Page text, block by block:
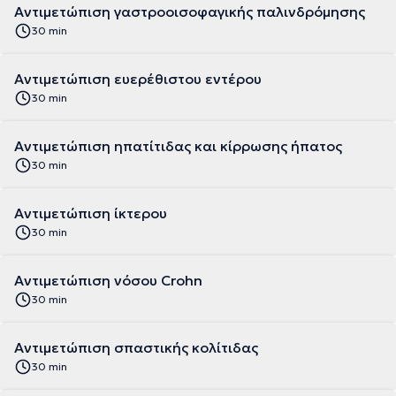
Αντιμετώπιση γαστροοισοφαγικής παλινδρόμησης
30 min
Αντιμετώπιση ευερέθιστου εντέρου
30 min
Αντιμετώπιση ηπατίτιδας και κίρρωσης ήπατος
30 min
Αντιμετώπιση ίκτερου
30 min
Αντιμετώπιση νόσου Crohn
30 min
Αντιμετώπιση σπαστικής κολίτιδας
30 min